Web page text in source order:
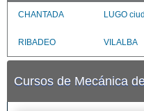
CHANTADA LUGO
RIBADEO
VILALBA
Cursos de Mecánica